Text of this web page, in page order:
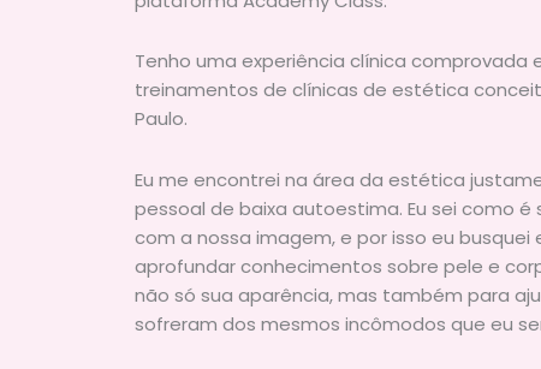
Tenho uma experiência clínica comprovada
treinamentos de clínicas de estética
Paulo.
Eu me encontrei na área da estética
pessoal de baixa autoestima. Eu sei como é
com a nossa imagem, e por isso eu busquei
aprofundar conhecimentos sobre pele e
não só sua aparência, mas também para
sofreram dos mesmos incômodos que eu